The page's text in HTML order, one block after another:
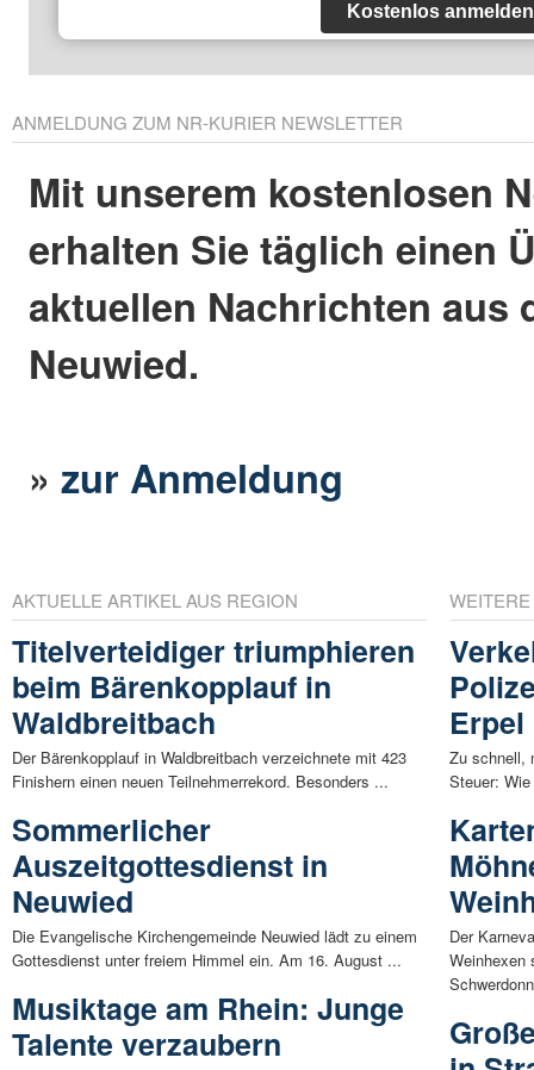
Kostenlos anmelden
ANMELDUNG ZUM NR-KURIER NEWSLETTER
Mit unserem kostenlosen
erhalten Sie täglich einen
aktuellen Nachrichten aus
Neuwied.
»zur Anmeldung
AKTUELLE ARTIKEL AUS REGION
Titelverteidiger triumphieren
beim Bärenkopplauf in
Waldbreitbach
Der Bärenkopplauf in Waldbreitbach verzeichnete mit 423
Finishern einen neuen Teilnehmerrekord. Besonders ...
Sommerlicher
Auszeitgottesdienst in
Neuwied
Die Evangelische Kirchengemeinde Neuwied lädt zu einem
Gottesdienst unter freiem Himmel ein. Am 16. August ...
Musiktage am Rhein: Junge
Talente verzaubern
Zu schnell,
Steuer:
Der
Weinhexen